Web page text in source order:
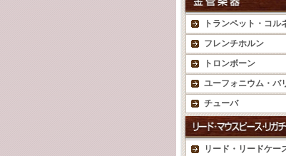
トランペット・コル
フレンチホルン
トロンボーン
ユーフォニウム・バ
チューバ
リード・リードケー